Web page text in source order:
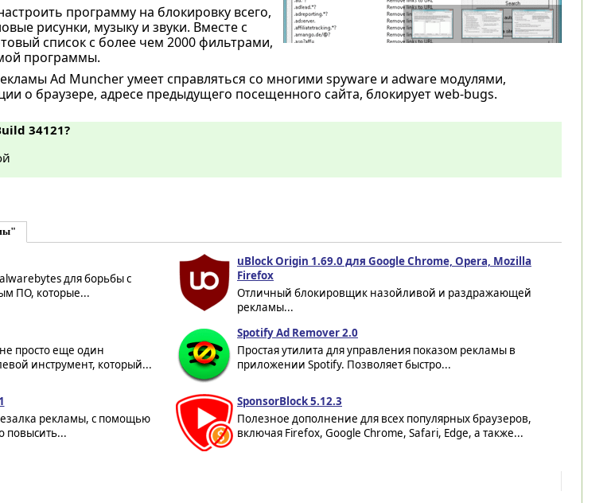
программу на блокировку всего,
рисунки, музыку и звуки. Вместе с
список с более чем 2000 фильтрами,
программы.
Ad Muncher умеет справляться со многими spyware и adware модулями,
о браузере, адресе предыдущего посещенного сайта, блокирует web-bugs.
34121?
для борьбы с
ПО, которые...
uBlock Origin 1.69.0 для Google Chrome, Opera, Mozilla
Firefox
Отличный блокировщик назойливой и раздражающей
рекламы...
просто еще один
инструмент, который...
Spotify Ad Remover 2.0
Простая утилита для управления показом рекламы в
приложении Spotify. Позволяет быстро...
рекламы, с помощью
повысить...
SponsorBlock 5.12.3
Полезное дополнение для всех популярных браузеров,
включая Firefox, Google Chrome, Safari, Edge, а также...